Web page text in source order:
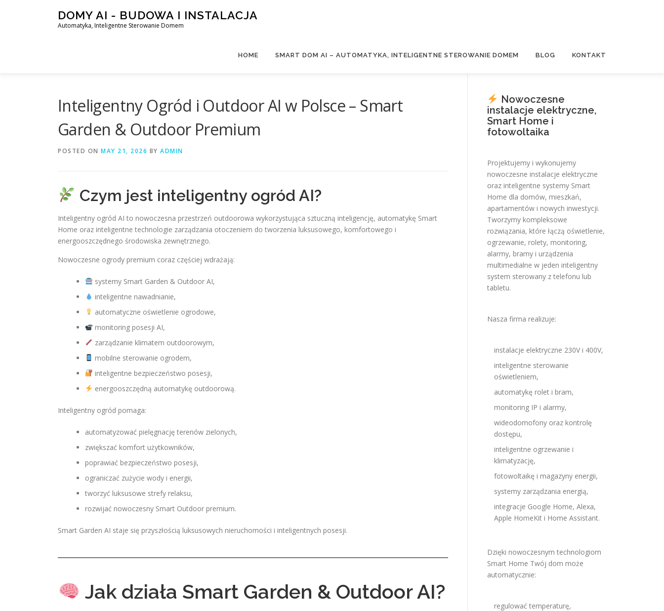
DOMY AI - BUDOWA I INSTALACJA
Automatyka, Inteligentne Sterowanie Domem
HOME SMART DOM AI – AUTOMATYKA, INTELIGENTNE STEROWANIE DOMEM BLOG KONTAKT
Inteligentny Ogród i Outdoor AI w Polsce – Smart
Garden & Outdoor Premium
POSTED ON MAY 21, 2026 BY ADMIN
Czym jest inteligentny ogród AI?
Inteligentny ogród AI to nowoczesna przestrzeń outdoorowa wykorzystująca sztuczną inteligencję, automatykę Smart
Home oraz inteligentne technologie zarządzania otoczeniem do tworzenia luksusowego, komfortowego i
energooszczędnego środowiska zewnętrznego.
Nowoczesne ogrody premium coraz częściej wdrażają:
systemy Smart Garden & Outdoor AI,
inteligentne nawadnianie,
automatyczne oświetlenie ogrodowe,
monitoring posesji AI,
zarządzanie klimatem outdoorowym,
mobilne sterowanie ogrodem,
inteligentne bezpieczeństwo posesji,
energooszczędną automatykę outdoorową.
Inteligentny ogród pomaga:
automatyzować pielęgnację terenów zielonych,
zwiększać komfort użytkowników,
poprawiać bezpieczeństwo posesji,
ograniczać zużycie wody i energii,
tworzyć luksusowe strefy relaksu,
rozwijać nowoczesny Smart Outdoor premium.
Smart Garden AI staje się przyszłością luksusowych nieruchomości i inteligentnych posesji.
Jak działa Smart Garden & Outdoor AI?
Nowoczesne
instalacje elektryczne,
Smart Home i
fotowoltaika
Projektujemy i wykonujemy
nowoczesne instalacje elektryczne
oraz inteligentne systemy Smart
Home dla domów, mieszkań,
apartamentów i nowych inwestycji.
Tworzymy kompleksowe
rozwiązania, które łączą oświetlenie,
ogrzewanie, rolety, monitoring,
alarmy, bramy i urządzenia
multimedialne w jeden inteligentny
system sterowany z telefonu lub
tabletu.
Nasza firma realizuje:
instalacje elektryczne 230V i 400V,
inteligentne sterowanie
oświetleniem,
automatykę rolet i bram,
monitoring IP i alarmy,
wideodomofony oraz kontrolę
dostępu,
inteligentne ogrzewanie i
klimatyzację,
fotowoltaikę i magazyny energii,
systemy zarządzania energią,
integracje Google Home, Alexa,
Apple HomeKit i Home Assistant.
Dzięki nowoczesnym technologiom
Smart Home Twój dom może
automatycznie:
regulować temperaturę,